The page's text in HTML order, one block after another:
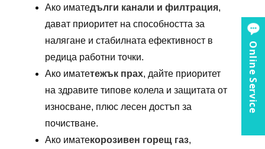
Ако иматедълги канали и филтрация,
дават приоритет на способността за
налягане и стабилната ефективност в
редица работни точки.
Ако иматетежък прах, дайте приоритет
на здравите типове колела и защитата от
износване, плюс лесен достъп за
почистване.
Ако иматекорозивен горещ газ,
Online Service